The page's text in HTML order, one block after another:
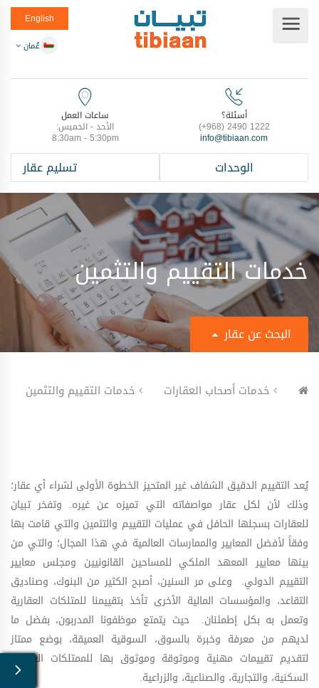
English
عُمان
أسئلة؟
(+968) 2490 1222
info@tibiaan.com
ساعات العمل
الأحد - الخميس:
8:30am - 5:30pm
الوحدات تسليم عقار
خدمات التقييم والتثمين
البحث عن عقار
عن ماذا تبحث؟
نوع الوحدة
اي موقع
خدمات أصحاب العقارات خدمات التقييم والتثمين
يُعد التقييم الدقيق الشفاف غير المتحيز الخطوة الأولى لشراء أي عقار؛
وذلك لأن لكل عقار مواصفاته التي تميزه عن غيره. وتفخر تبيان
للعقارات بسجلها الحافل في عمليات التقييم والتثمين والتي قامت بها
وفقاً لأفضل المعايير والممارسات العالمية في هذا المجال؛ والتي من
بينها معايير المعهد الملكي للمساحين القانونيين ومجلس معايير
التقييم الدولي. وعلى مر السنين، أصبح الكثير من البنوك، وصناديق
التقاعد، والمؤسسات المالية الأخرى تأخذ بتقييمنا للمتلكات العقارية
وتعمل به بكل إطمئنان. حيث يتمتع موظفونا المدربون، بفضل ما
لديهم من معرفة وخبرة بالسوق، السوقية العميقة، بوضع ممتاز
لتقديم تقييمات مهنية وموثوقة وموثوق بها للممتلكات العقارية
السكنية، والتجارية، والصناعية، والزراعية.